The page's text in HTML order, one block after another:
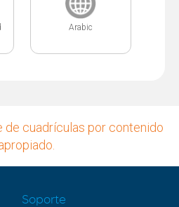
Arabic
de cuadrículas por contenido
Soporte